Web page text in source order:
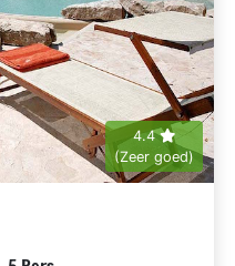
4.4
(Zeer goed)